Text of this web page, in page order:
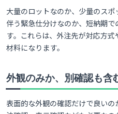
大量のロットなのか、少量のス
伴う緊急仕分けなのか、短納期
す。これらは、外注先が対応方
材料になります。
外観のみか、別確認も含
表面的な外観の確認だけで良い